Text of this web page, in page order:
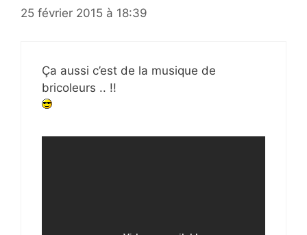
25 février 2015 à 18:39
Ça aussi c’est de la musique de
bricoleurs .. !!